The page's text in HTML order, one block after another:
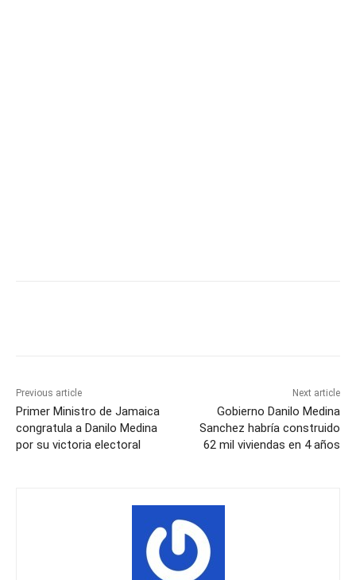
Previous article
Primer Ministro de Jamaica
congratula a Danilo Medina
por su victoria electoral
Next article
Gobierno Danilo Medina
Sanchez habría construido
62 mil viviendas en 4 años